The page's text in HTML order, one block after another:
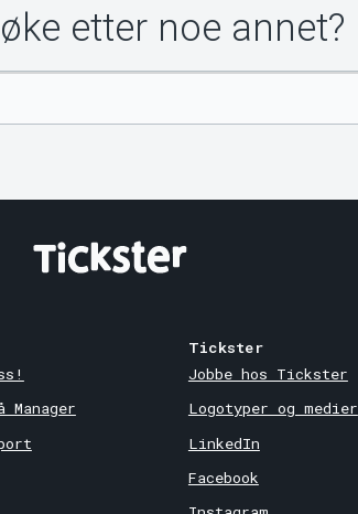
etter noe annet?
Manager
Tickster
Jobbe hos Tickster
Logotyper og medier
LinkedIn
Facebook